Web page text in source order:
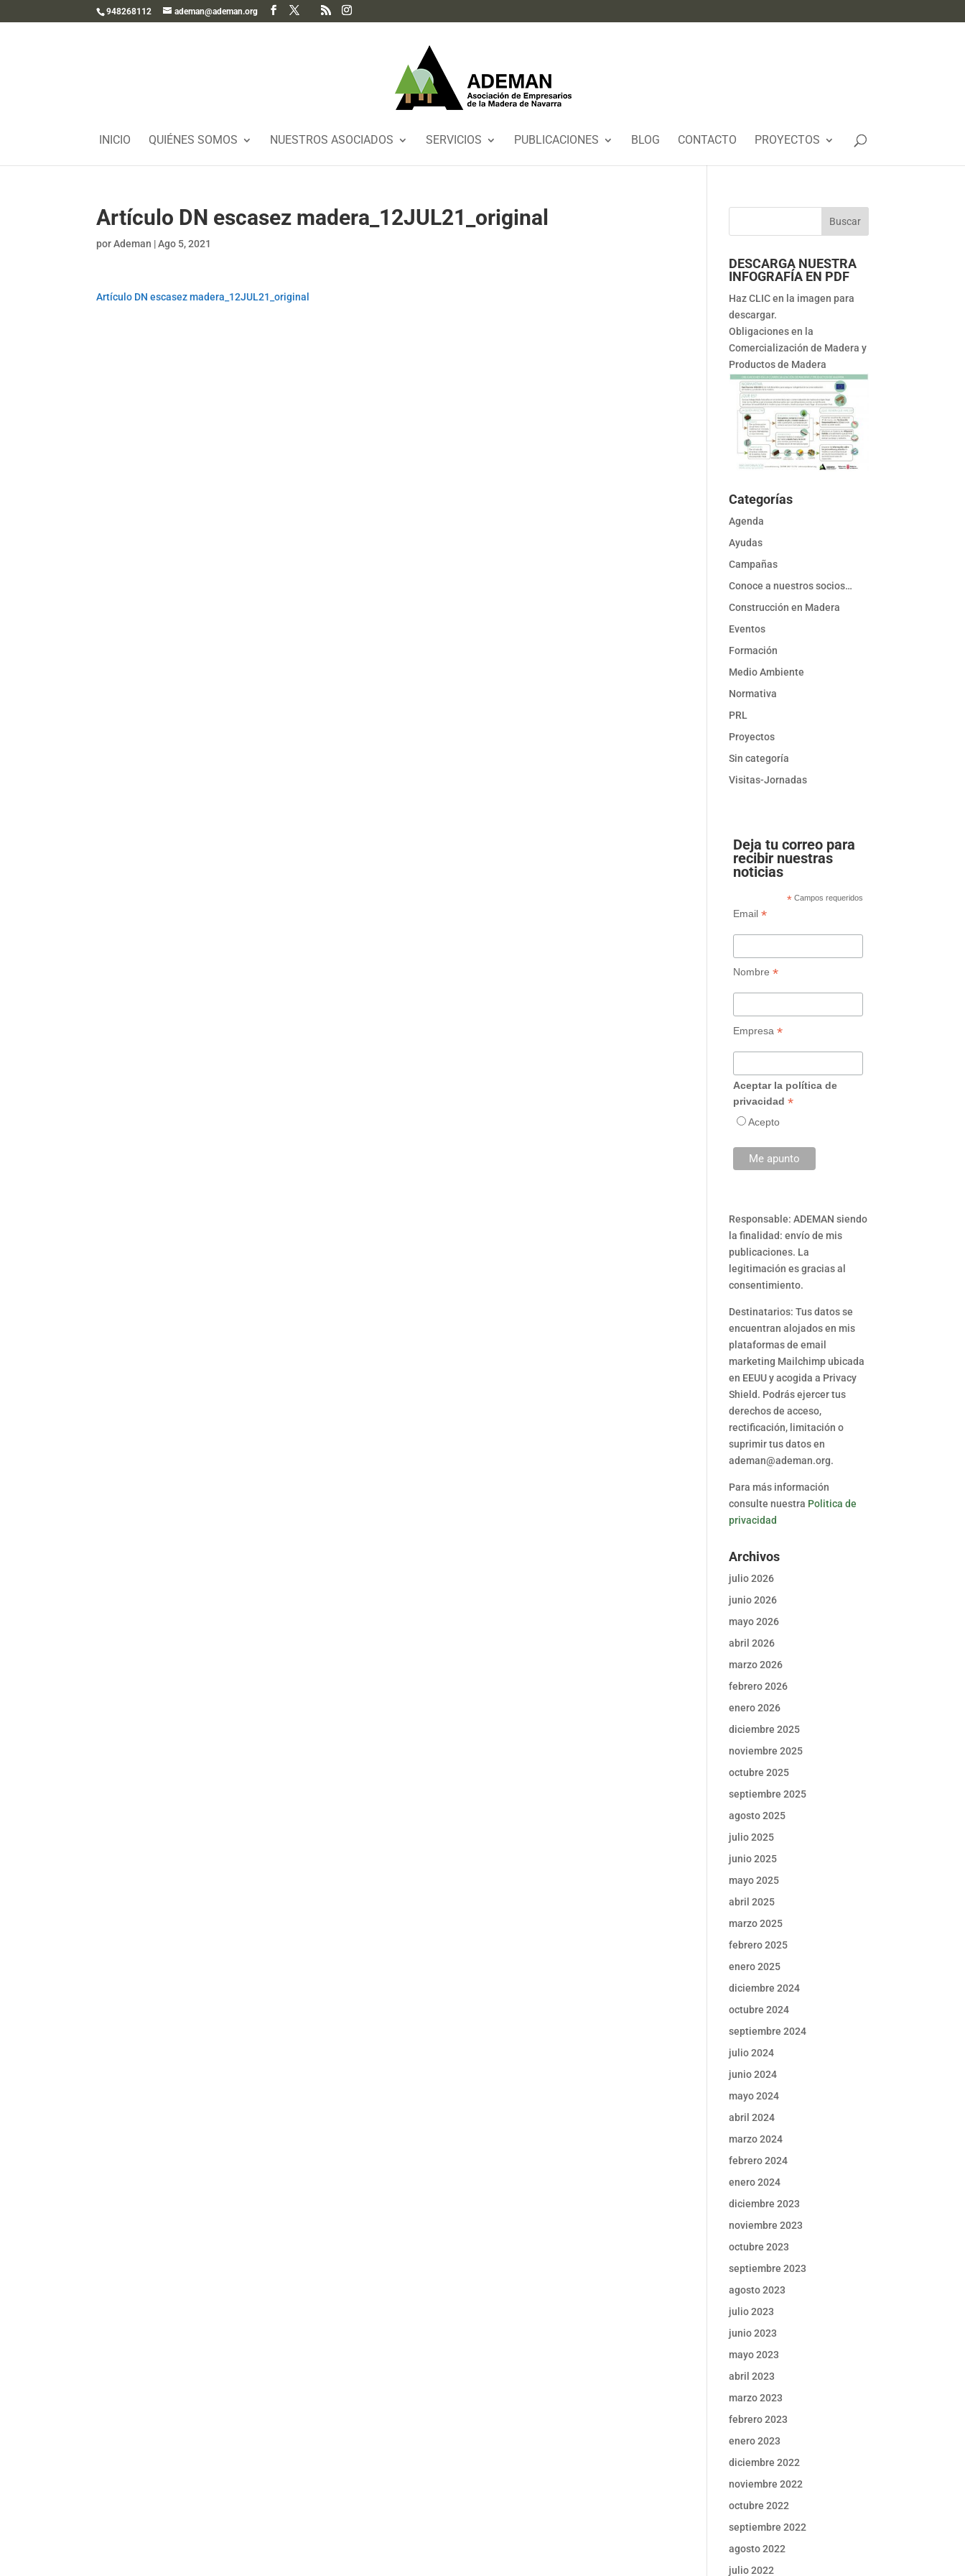
948268112 ademan@ademan.org
INICIO QUIÉNES SOMOS NUESTROS ASOCIADOS SERVICIOS PUBLICACIONES BLOG CONTACTO PROYECTOS
Artículo DN escasez madera_12JUL21_original
porAdeman |Ago 5, 2021
Artículo DN escasez madera_12JUL21_original
DESCARGA NUESTRA
INFOGRAFÍA EN PDF
Haz CLIC en la imagen para
descargar.
Obligaciones en la
Comercialización de Madera y
Productos de Madera
Categorías
Agenda
Ayudas
Campañas
Conoce a nuestros socios…
Construcción en Madera
Eventos
Formación
Medio Ambiente
Normativa
PRL
Proyectos
Sin categoría
Visitas-Jornadas
Deja tu correo para
recibir nuestras
noticias
* Campos requeridos
Email *
Nombre *
Empresa *
Aceptar la política de
privacidad *
Acepto
Responsable: ADEMAN siendo
la finalidad: envío de mis
publicaciones. La
legitimación es gracias al
consentimiento.
Destinatarios: Tus datos se
encuentran alojados en mis
plataformas de email
marketing Mailchimp ubicada
en EEUU y acogida a Privacy
Shield. Podrás ejercer tus
derechos de acceso,
rectificación, limitación o
suprimir tus datos en
ademan@ademan.org.
Para más información
consulte nuestra Politica de
privacidad
Archivos
julio 2026
junio 2026
mayo 2026
abril 2026
marzo 2026
febrero 2026
enero 2026
diciembre 2025
noviembre 2025
octubre 2025
septiembre 2025
agosto 2025
julio 2025
junio 2025
mayo 2025
abril 2025
marzo 2025
febrero 2025
enero 2025
diciembre 2024
octubre 2024
septiembre 2024
julio 2024
junio 2024
mayo 2024
abril 2024
marzo 2024
febrero 2024
enero 2024
diciembre 2023
noviembre 2023
octubre 2023
septiembre 2023
agosto 2023
julio 2023
junio 2023
mayo 2023
abril 2023
marzo 2023
febrero 2023
enero 2023
diciembre 2022
noviembre 2022
octubre 2022
septiembre 2022
agosto 2022
julio 2022